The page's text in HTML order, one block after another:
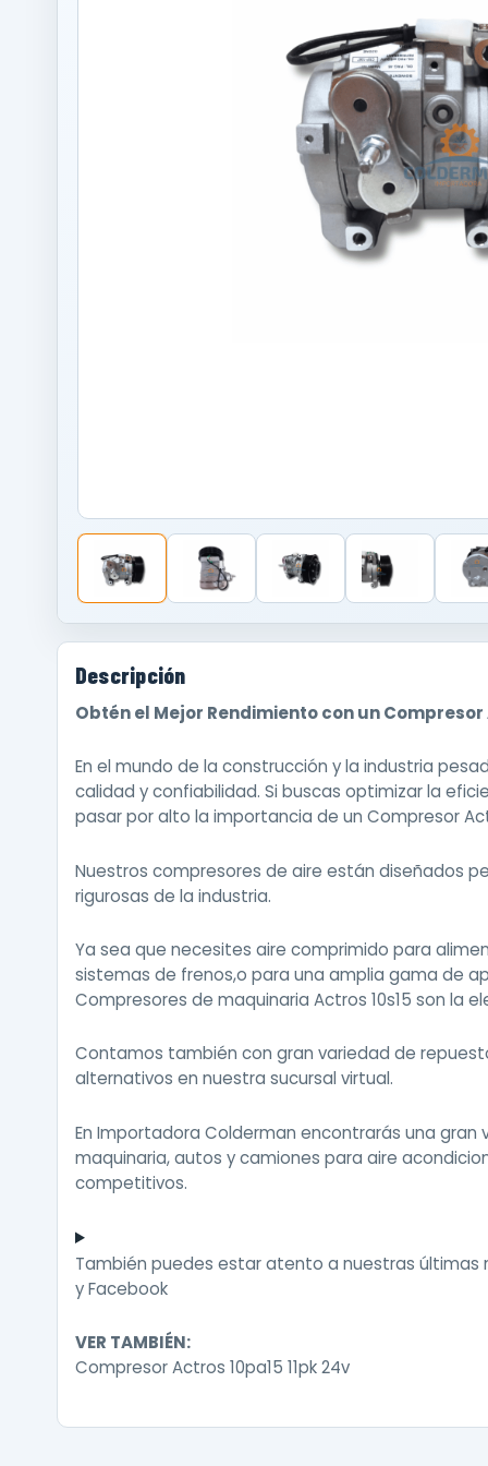
Descripción
Obtén el Mejor Rendimiento con un Compresor
En el mundo de la construcción y la industria
calidad y confiabilidad. Si buscas optimizar la
pasar por alto la importancia de un Compresor
Nuestros compresores de aire están diseñados
rigurosas de la industria.
Ya sea que necesites aire comprimido para
sistemas de frenos,o para una amplia gama de
Compresores de maquinaria Actros 10s15 son la
Contamos también con gran variedad de
alternativos en nuestra sucursal virtual.
En Importadora Colderman encontrarás una
maquinaria, autos y camiones para aire
competitivos.
También puedes estar atento a nuestras últimas
yFacebook
VER TAMBIÉN:
Compresor Actros 10pa15 11pk 24v